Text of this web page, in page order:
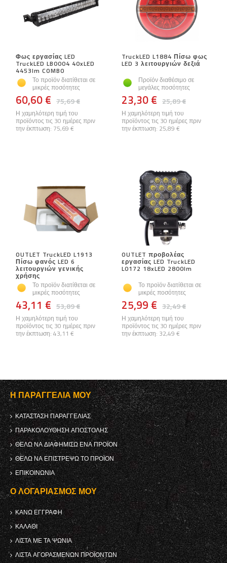
Φως εργασίας LED
TruckLED LB0004 40xLED
4453lm COMBO
Το προϊόν διατίθεται σε
μικρές ποσότητες
75,69 €
60,60 €
Η χαμηλότερη τιμή του
προϊόντος τις 30 ημέρες πριν
την έκπτωση: 75,69 €
TruckLED L1884 Πίσω φως
LED 3 λειτουργιών δεξιά
Προϊόν διαθέσιμο σε
μεγάλες ποσότητες
25,89 €
23,30 €
Η χαμηλότερη τιμή του
προϊόντος τις 30 ημέρες πριν
την έκπτωση: 25,89 €
OUTLET TruckLED L1913
Πίσω φανός LED 6
λειτουργιών γενικής
χρήσης
Το προϊόν διατίθεται σε
μικρές ποσότητες
53,89 €
43,11 €
Η χαμηλότερη τιμή του
προϊόντος τις 30 ημέρες πριν
την έκπτωση: 43,11 €
OUTLET προβολέας
εργασίας LED TruckLED
L0172 18xLED 2800lm
Το προϊόν διατίθεται σε
μικρές ποσότητες
32,49 €
25,99 €
Η χαμηλότερη τιμή του
προϊόντος τις 30 ημέρες πριν
την έκπτωση: 32,49 €
Η ΠΑΡΑΓΓΕΛΊΑ ΜΟΥ
ΚΑΤΆΣΤΑΣΗ ΠΑΡΑΓΓΕΛΊΑΣ
ΠΑΡΑΚΟΛΟΎΘΗΣΗ ΑΠΟΣΤΟΛΉΣ
ΘΈΛΩ ΝΑ ΔΙΑΦΗΜΊΣΩ ΈΝΑ ΠΡΟΪΌΝ
ΘΈΛΩ ΝΑ ΕΠΙΣΤΡΈΨΩ ΤΟ ΠΡΟΪΌΝ
ΕΠΙΚΟΙΝΩΝΊΑ
Ο ΛΟΓΑΡΙΑΣΜΌΣ ΜΟΥ
ΚΑΝΩ ΕΓΓΡΑΦΗ
ΚΑΛΆΘΙ
ΛΊΣΤΑ ΜΕ ΤΑ ΨΏΝΙΑ
ΛΊΣΤΑ ΑΓΟΡΑΣΜΈΝΩΝ ΠΡΟΪΌΝΤΩΝ